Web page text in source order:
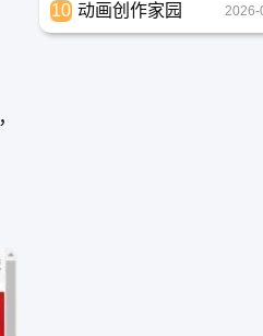
10 动画创作家园 2026-